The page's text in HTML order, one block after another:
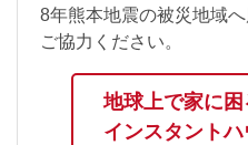
税制上
お問い合わせ
8年熊本地震の被災地域
ご協力ください。
地球上で家に
インスタント